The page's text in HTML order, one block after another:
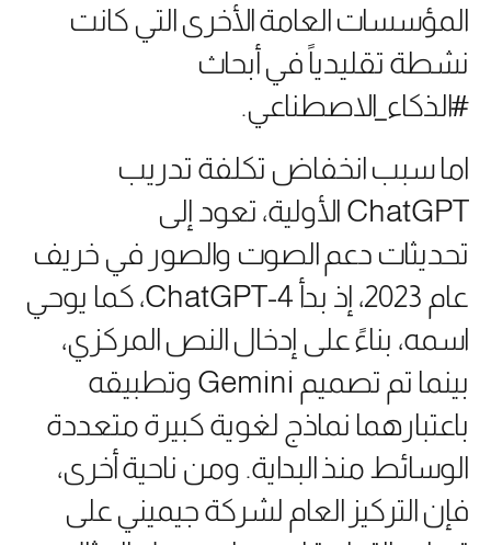
المؤسسات العامة الأخرى التي كانت
نشطة تقليدياً في أبحاث
#الذكاء_الاصطناعي.
اما سبب انخفاض تكلفة تدريب
ChatGPT الأولية، تعود إلى
تحديثات دعم الصوت والصور في خريف
عام 2023، إذ بدأ ChatGPT-4، كما يوحي
اسمه، بناءً على إدخال النص المركزي،
بينما تم تصميم Gemini وتطبيقه
باعتبارهما نماذج لغوية كبيرة متعددة
الوسائط منذ البداية. ومن ناحية أخرى،
فإن التركيز العام لشركة جيميني على